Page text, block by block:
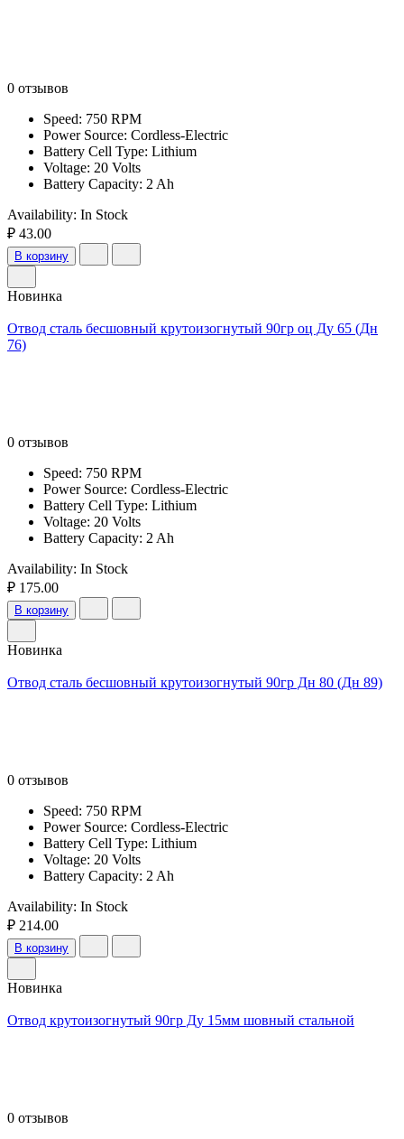
0 отзывов
Speed: 750 RPM
Power Source: Cordless-Electric
Battery Cell Type: Lithium
Voltage: 20 Volts
Battery Capacity: 2 Ah
Availability: In Stock
₽ 43.00
В корзину
Новинка
Отвод сталь бесшовный крутоизогнутый 90гр оц Ду 65 (Дн
76)
0 отзывов
Speed: 750 RPM
Power Source: Cordless-Electric
Battery Cell Type: Lithium
Voltage: 20 Volts
Battery Capacity: 2 Ah
Availability: In Stock
₽ 175.00
В корзину
Новинка
Отвод сталь бесшовный крутоизогнутый 90гр Дн 80 (Дн 89)
0 отзывов
Speed: 750 RPM
Power Source: Cordless-Electric
Battery Cell Type: Lithium
Voltage: 20 Volts
Battery Capacity: 2 Ah
Availability: In Stock
₽ 214.00
В корзину
Новинка
Отвод крутоизогнутый 90гр Ду 15мм шовный стальной
0 отзывов